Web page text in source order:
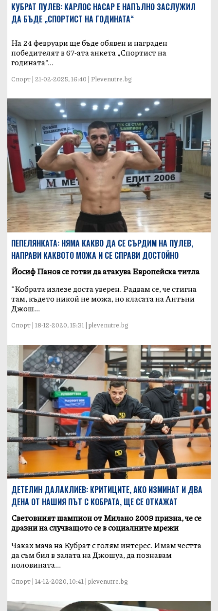
КУБРАТ ПУЛЕВ: КАРЛОС НАСАР Е НАПЪЛНО ЗАСЛУЖИЛ
ДА БЪДЕ „СПОРТИСТ НА ГОДИНАТА“
На 24 февруари ще бъде обявен и награден
победителят в 67-ата анкета „Спортист на
годината“...
Спорт | 21-02-2025, 16:40 | Plevenutre.bg
ПЕПЕЛЯНКАТА: НЯМА КАКВО ДА СЕ СЪРДИМ НА ПУЛЕВ,
НАПРАВИ КАКВОТО МОЖА И СЕ СПРАВИ ДОСТОЙНО
Йосиф Панов се готви да атакува Европейска титла
"Кобрата излезе доста уверен. Радвам се, че стигна
там, където никой не можа, но класата на Aнтъни
Джош...
Спорт | 18-12-2020, 15:31 | plevenutre.bg
ДЕТЕЛИН ДАЛАКЛИЕВ: КРИТИЦИТЕ, АКО ИЗМИНАТ И ДВА
ДЕНА ОТ НАШИЯ ПЪТ С КОБРАТА, ЩЕ СЕ ОТКАЖАТ
Световният шампион от Милано 2009 призна, че се
дразни на случващото се в социалните мрежи
Чаках мача на Кубрат с голям интерес. Имам честта
да съм бил в залата на Джошуа, да познавам
половината...
Спорт | 14-12-2020, 10:41 | plevenutre.bg